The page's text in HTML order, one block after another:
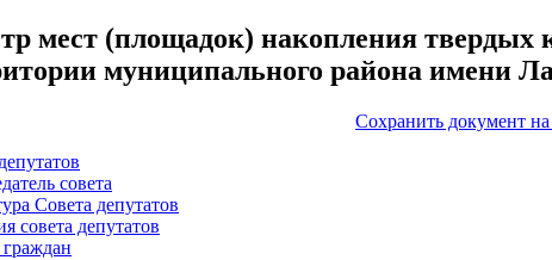
мест (площадок) накопления
муниципального района имени
Сохранить документ
совета
Совета депутатов
совета депутатов